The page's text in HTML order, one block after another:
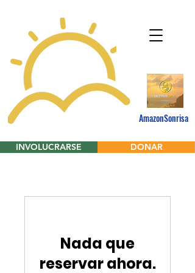
AmazonSonrisa
INVOLUCRARSE DONAR
Nada que
reservar ahora.